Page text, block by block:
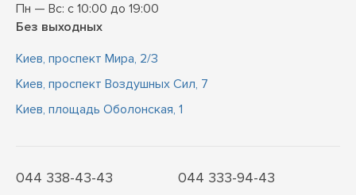
Пн — Вс: с 10:00 до 19:00
Без выходных
Киев, проспект Мира, 2/3
Киев, проспект Воздушных Сил, 7
Киев, площадь Оболонская, 1
044 338-43-43
044 333-94-43